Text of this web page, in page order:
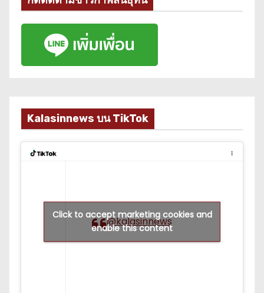
Kalasinnews บน TikTok
@kalasinnews
Click to accept marketing cookies and
enable this content